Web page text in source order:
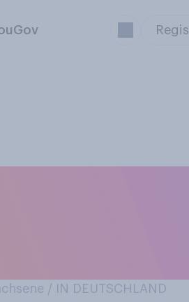
/ IN DEUTSCHLAND